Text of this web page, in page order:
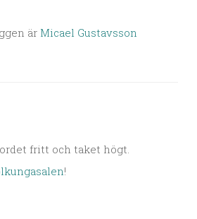
är Micael Gustavsson
fritt och taket högt.
!